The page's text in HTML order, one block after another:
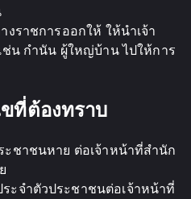
งราชการออกให้ ให้นำเจ้า
น กำนัน ผู้ใหญ่บ้าน ไปให้การ
ที่ต้องทราบ
ะชาชนหาย ต่อเจ้าหน้าที่สำนัก
ะจำตัวประชาชนต่อเจ้าหน้าที่